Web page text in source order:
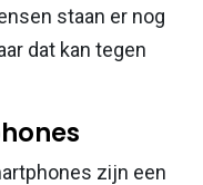
staan er nog
dat kan tegen
zijn een